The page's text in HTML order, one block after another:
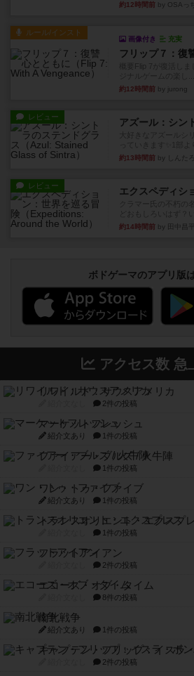
約12時間前 by OSAっち
ルール/インスト
画像付き 充実
フリップ７：復
概要Flip 7が復活し
約12時間前 by jurong
レビュー アズール：シン
大好きなアズールシ
約13時間前 by しんたろ
レビュー エクスペディシ
どおもしろいはず？
約14時間前 by 田中昌平
ボドゲーマのアプリ版
アクセス数 急
リワイルド：サウスアメリカ
2件の投稿
マーケットフレッシュ
紹介文あり 1件の投稿
ファイアー・ブルズ / 火牛陣
1件の投稿
ワン・トゥ・ファイブ
紹介文あり 1件の投稿
トランスオリエント・エクスプ
1件の投稿
フラットアイアン
2件の投稿
エコーズ・オブ・タイム
8件の投稿
南北戦争
紹介文あり 1件の投稿
キャプテン・フリップ：イスラ
2件の投稿